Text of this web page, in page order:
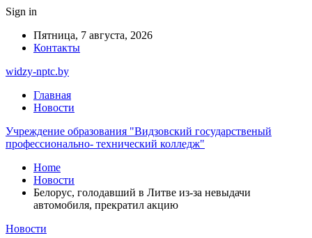
Sign in
Пятница, 7 августа, 2026
Контакты
widzy-nptc.by
Главная
Новости
Учреждение образования "Видзовский государственый
профессионально- технический колледж"
Home
Новости
Белорус, голодавший в Литве из-за невыдачи
автомобиля, прекратил акцию
Новости